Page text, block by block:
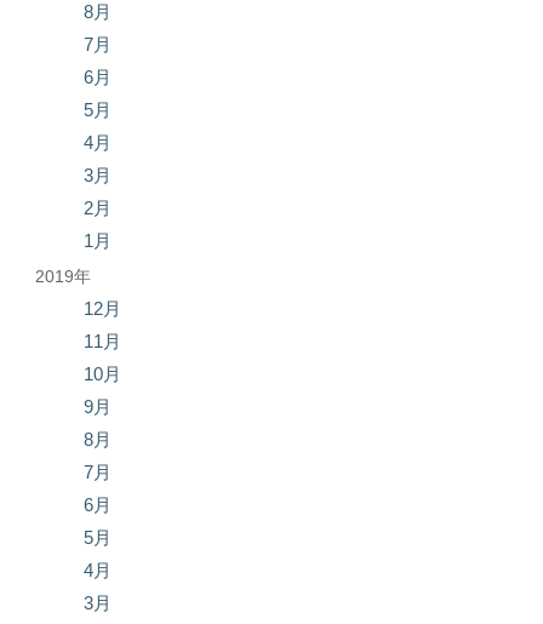
8月
7月
6月
5月
4月
3月
2月
1月
2019年
12月
11月
10月
9月
8月
7月
6月
5月
4月
3月